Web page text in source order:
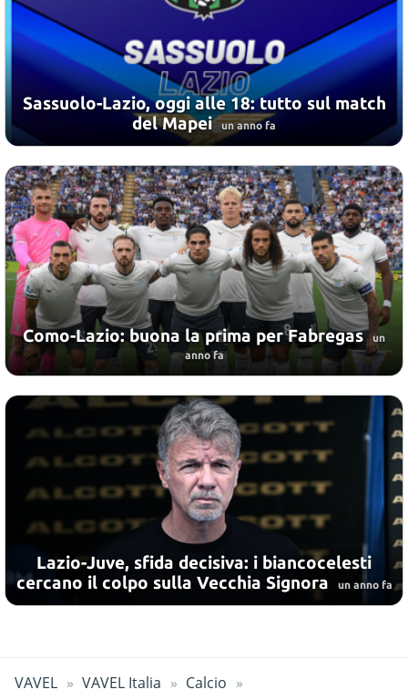
Sassuolo-Lazio, oggi alle 18: tutto sul match
del Mapei un anno fa
Como-Lazio: buona la prima per Fabregas un
anno fa
Lazio-Juve, sfida decisiva: i biancocelesti
cercano il colpo sulla Vecchia Signora
un anno fa
VAVEL VAVEL Italia Calcio